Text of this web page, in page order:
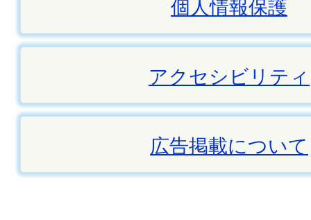
個人情報保護
アクセシビリティ
広告掲載について